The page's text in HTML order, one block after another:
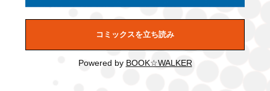
コミックスを立ち読み
Powered by BOOK☆WALKER